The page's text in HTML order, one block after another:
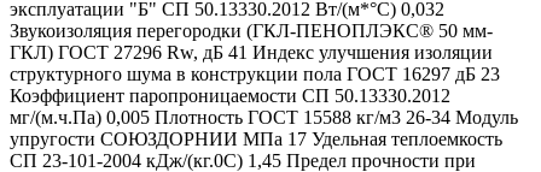
эксплуатации "Б" СП 50.13330.2012 Вт/(м*°C) 0,032
Звукоизоляция перегородки (ГКЛ-ПЕНОПЛЭКС® 50 мм-
ГКЛ) ГОСТ 27296 Rw, дБ 41 Индекс улучшения изоляции
структурного шума в конструкции пола ГОСТ 16297 дБ 23
Коэффициент паропроницаемости СП 50.13330.2012
мг/(м.ч.Па) 0,005 Плотность ГОСТ 15588 кг/м3 26-34 Модуль
упругости СОЮЗДОРНИИ МПа 17 Удельная теплоемкость
СП 23-101-2004 кДж/(кг.0С) 1,45 Предел прочности при